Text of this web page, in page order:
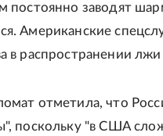
постоянно заводят
Американские
в распространении
отметила, что
поскольку "в США